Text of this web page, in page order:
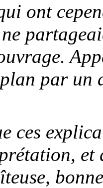
ont
par
ces
et